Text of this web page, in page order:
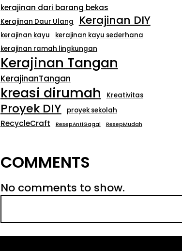
kerajinan dari barang bekas
Kerajinan Daur Ulang Kerajinan DIY
kerajinan kayu
kerajinan kayu sederhana
kerajinan ramah lingkungan
Kerajinan Tangan
KerajinanTangan
kreasi dirumah Kreativitas
Proyek DIY proyek sekolah
RecycleCraft ResepAntiGagal ResepMudah
COMMENTS
No comments to show.
S
a